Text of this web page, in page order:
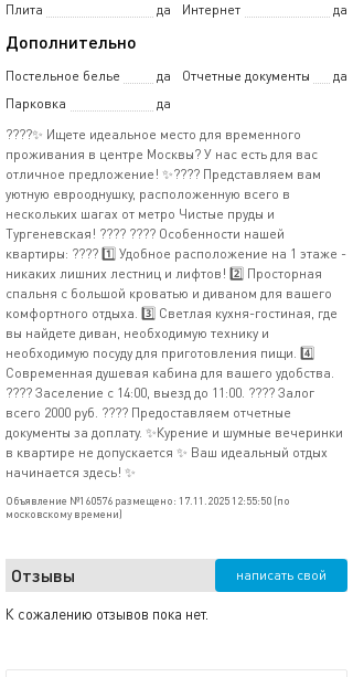
Плита
да Интернет да
Дополнительно
Постельное белье да Отчетные документы
да
Парковка
да
????✨ Ищете идеальное место для временного
проживания в центре Москвы? У нас есть для вас
отличное предложение! ✨???? Представляем вам
уютную еврооднушку, расположенную всего в
нескольких шагах от метро Чистые пруды и
Тургеневская! ???? ???? Особенности нашей
квартиры: ???? 1️⃣ Удобное расположение на 1 этаже -
никаких лишних лестниц и лифтов! 2️⃣ Просторная
спальня с большой кроватью и диваном для вашего
комфортного отдыха. 3️⃣ Светлая кухня-гостиная, где
вы найдете диван, необходимую технику и
необходимую посуду для приготовления пищи. 4️⃣
Современная душевая кабина для вашего удобства.
???? Заселение с 14:00, выезд до 11:00. ???? Залог
всего 2000 руб. ???? Предоставляем отчетные
документы за доплату. ✨Курение и шумные вечеринки
в квартире не допускается ✨ Ваш идеальный отдых
начинается здесь! ✨
Объявление №160576 размещено: 17.11.2025 12:55:50 (по
московскому времени)
Отзывы написать свой
К сожалению отзывов пока нет.